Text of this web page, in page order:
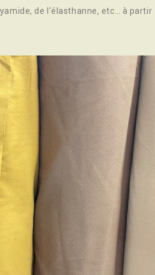
de l’élasthanne, etc… à partir